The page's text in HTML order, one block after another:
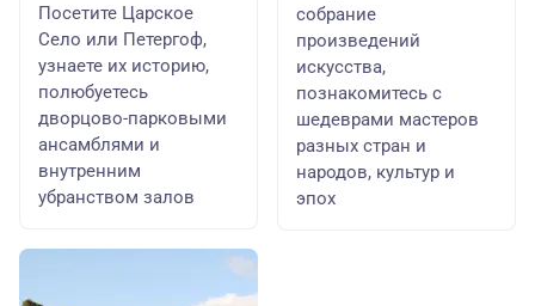
Посетите Царское
Село или Петергоф,
узнаете их историю,
полюбуетесь
дворцово-парковыми
ансамблями и
внутренним
убранством залов
собрание
произведений
искусства,
познакомитесь с
шедеврами мастеров
разных стран и
народов, культур и
эпох